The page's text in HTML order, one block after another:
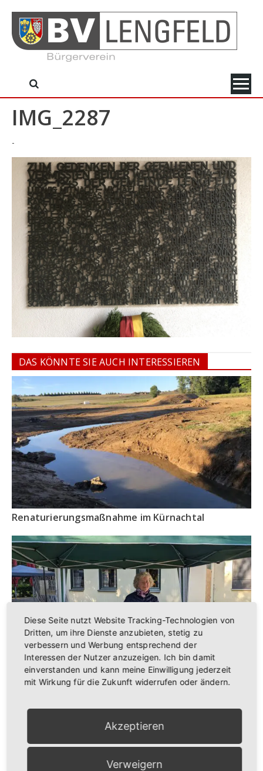
content
IMG_2287
-
DAS KÖNNTE SIE AUCH INTERESSIEREN
Renaturierungsmaßnahme im Kürnachtal
Brigitte Jünger – Honig
Anstehende Veranstaltungen
AUG. 9:00-12:00
Lengfelder Bauernmarkt
Diese Seite nutzt Website Tracking-Technologien von
Dritten, um ihre Dienste anzubieten, stetig zu
verbessern und Werbung entsprechend der
Interessen der Nutzer anzuzeigen. Ich bin damit
einverstanden und kann meine Einwilligung jederzeit
mit Wirkung für die Zukunft widerrufen oder ändern.
Akzeptieren
Verweigern